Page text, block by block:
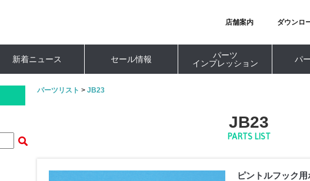
店舗案内 ダウンロ
新着ニュース セール情報
パーツ
インプレッション
パ
パーツリスト > JB23
JB23
PARTS LIST
ピントルフック